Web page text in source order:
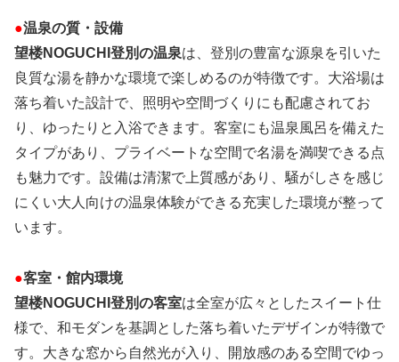
●温泉の質・設備
望楼NOGUCHI登別の温泉は、登別の豊富な源泉を引いた
良質な湯を静かな環境で楽しめるのが特徴です。大浴場は
落ち着いた設計で、照明や空間づくりにも配慮されてお
り、ゆったりと入浴できます。客室にも温泉風呂を備えた
タイプがあり、プライベートな空間で名湯を満喫できる点
も魅力です。設備は清潔で上質感があり、騒がしさを感じ
にくい大人向けの温泉体験ができる充実した環境が整って
います。
●客室・館内環境
望楼NOGUCHI登別の客室は全室が広々としたスイート仕
様で、和モダンを基調とした落ち着いたデザインが特徴で
す。大きな窓から自然光が入り、開放感のある空間でゆっ